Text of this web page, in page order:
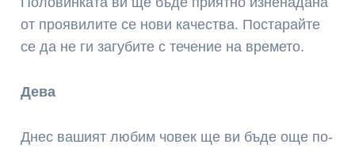
от проявилите се нови качества. Постарайте
се да не ги загубите с течение на времето.
Дева
Днес вашият любим човек ще ви бъде още по-